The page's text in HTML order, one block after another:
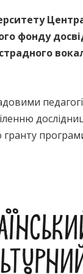
фонду
гранту